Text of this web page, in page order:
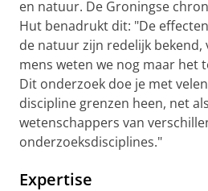
en natuur. De Groningse
Hut benadrukt dit: "De
de natuur zijn redelijk bekend,
mens weten we nog maar het
Dit onderzoek doe je met
discipline grenzen heen, net
wetenschappers van
onderzoeksdisciplines."
Expertise